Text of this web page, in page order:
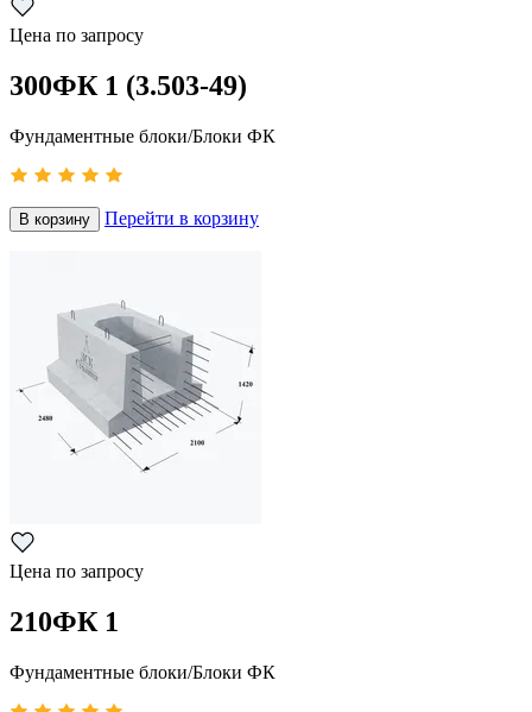
Цена по запросу
300ФК 1 (3.503-49)
Фундаментные блоки/Блоки ФК
В корзину Перейти в корзину
Цена по запросу
210ФК 1
Фундаментные блоки/Блоки ФК